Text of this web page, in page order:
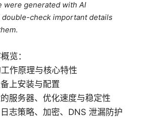
were generated with AI
double-check important details
览：
作原理与核心特性
上安装与配置
服务器、优化速度与稳定性
志策略、加密、DNS 泄漏防护